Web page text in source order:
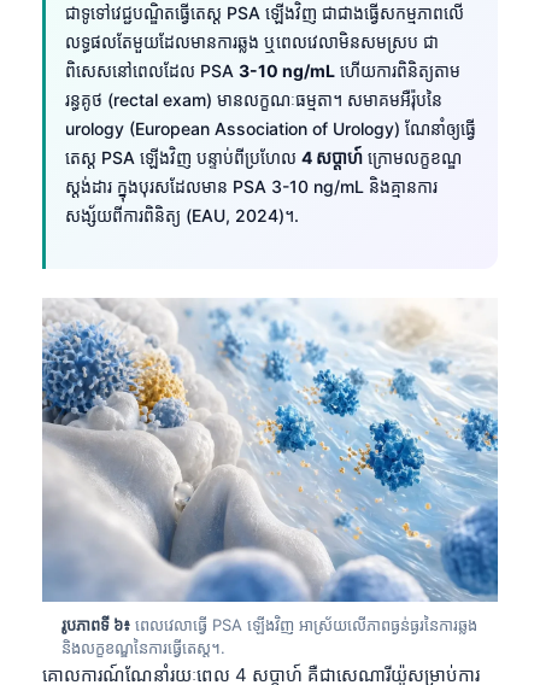
ជាទូទៅវេជ្ជបណ្ឌិតធ្វើតេស្ត PSA ឡើងវិញ ជាជាងធ្វើសកម្មភាពលើ
លទ្ធផលតែមួយដែលមានការឆ្លង ឬពេលវេលាមិនសមស្រប ជា
ពិសេសនៅពេលដែល PSA 3-10 ng/mL ហើយការពិនិត្យតាម
រន្ធគូថ (rectal exam) មានលក្ខណៈធម្មតា។ សមាគមអឺរ៉ុបនៃ
urology (European Association of Urology) ណែនាំឲ្យធ្វើ
តេស្ត PSA ឡើងវិញ បន្ទាប់ពីប្រហែល 4 សប្តាហ៍ ក្រោមលក្ខខណ្ឌ
ស្តង់ដារ ក្នុងបុរសដែលមាន PSA 3-10 ng/mL និងគ្មានការ
សង្ស័យពីការពិនិត្យ (EAU, 2024)។.
រូបភាពទី ៦៖ ពេលវេលាធ្វើ PSA ឡើងវិញ អាស្រ័យលើភាពធ្ងន់ធ្ងរនៃការឆ្លង
និងលក្ខខណ្ឌនៃការធ្វើតេស្ត។.
គោលការណ៍ណែនាំរយៈពេល 4 សប្តាហ៍ គឺជាសេណារីយ៉ូសម្រាប់ការ